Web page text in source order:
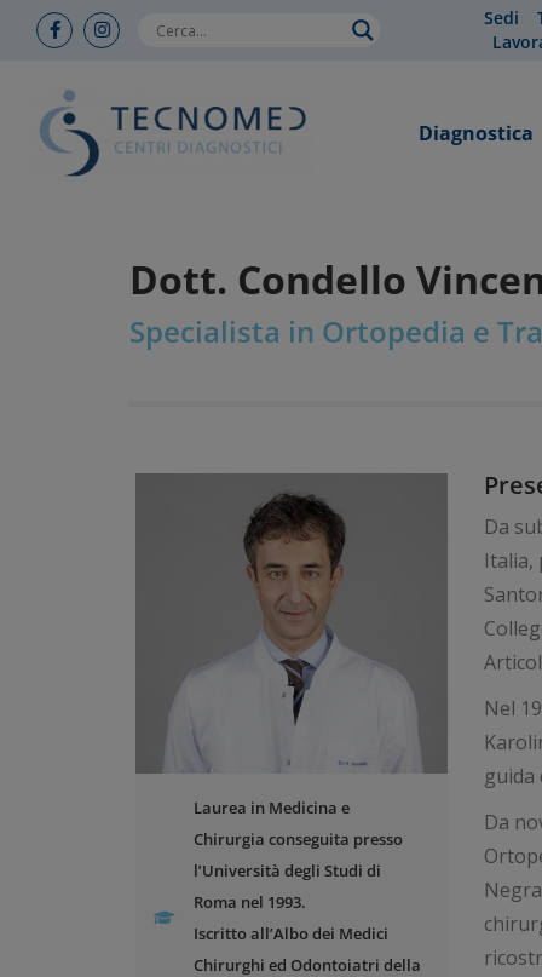
Sedi
Diagnostica
Dott. Condello
Specialista in Ortopedia e
Laurea in Medicina e
Chirurgia conseguita presso
l’Università degli Studi di
Roma nel 1993.
Iscritto all’Albo dei Medici
Chirurghi ed Odontoiatri della
Da
Italia,
Nel
guida
Da